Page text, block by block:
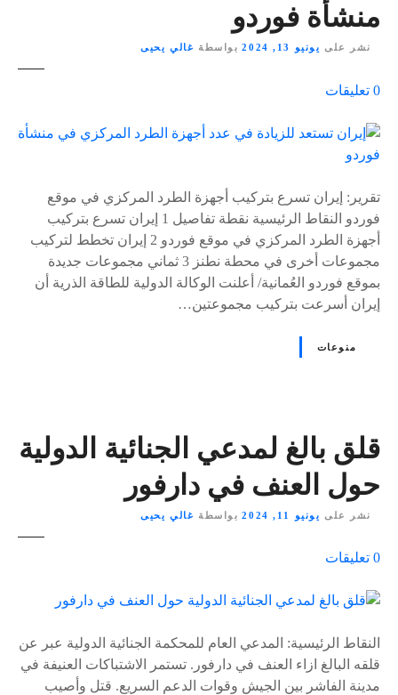
منشأة فوردو
نشر على يونيو 13, 2024 بواسطة غالي يحيى
0 تعليقات
ى
تقرير: إيران تسرع بتركيب أجهزة الطرد المركزي في موقع
فوردو النقاط الرئيسية نقطة تفاصيل 1 إيران تسرع بتركيب
أجهزة الطرد المركزي في موقع فوردو 2 إيران تخطط لتركيب
مجموعات أخرى في محطة نطنز 3 ثماني مجموعات جديدة
بموقع فوردو العُمانية/ أعلنت الوكالة الدولية للطاقة الذرية أن
إيران أسرعت بتركيب مجموعتين…
منوعات
قلق بالغ لمدعي الجنائية الدولية
حول العنف في دارفور
نشر على يونيو 11, 2024 بواسطة غالي يحيى
0 تعليقات
ى
s
النقاط الرئيسية: المدعي العام للمحكمة الجنائية الدولية عبر عن
قلقه البالغ ازاء العنف في دارفور. تستمر الاشتباكات العنيفة في
مدينة الفاشر بين الجيش وقوات الدعم السريع. قتل وأصيب